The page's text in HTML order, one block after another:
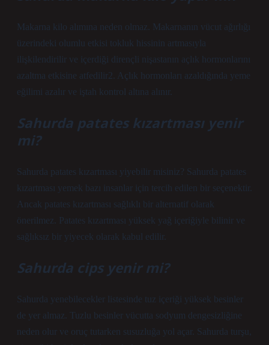
Makarna kilo alımına neden olmaz. Makarnanın vücut ağırlığı
üzerindeki olumlu etkisi tokluk hissinin artmasıyla
ilişkilendirilir ve içerdiği dirençli nişastanın açlık hormonlarını
azaltma etkisine atfedilir2. Açlık hormonları azaldığında yeme
eğilimi azalır ve iştah kontrol altına alınır.
Sahurda patates kızartması yenir
mi?
Sahurda patates kızartması yiyebilir misiniz? Sahurda patates
kızartması yemek bazı insanlar için tercih edilen bir seçenektir.
Ancak patates kızartması sağlıklı bir alternatif olarak
önerilmez. Patates kızartması yüksek yağ içeriğiyle bilinir ve
sağlıksız bir yiyecek olarak kabul edilir.
Sahurda cips yenir mi?
Sahurda yenebilecekler listesinde tuz içeriği yüksek besinler
de yer almaz. Tuzlu besinler vücutta sodyum dengesizliğine
neden olur ve oruç tutarken susuzluğa yol açar. Sahurda turşu,